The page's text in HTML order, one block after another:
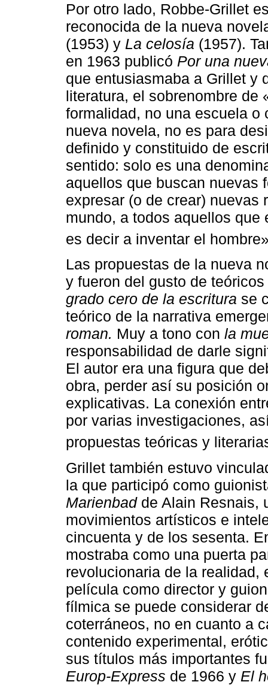
Por otro lado, Robbe-Grillet
reconocida de la nueva
(1953) y La celosía (1957).
en 1963 publicó Por una
que entusiasmaba a Grillet y
literatura, el sobrenombre de
formalidad, no una escuela
nueva novela, no es para
definido y constituido de
sentido: solo es una
aquellos que buscan nuevas
expresar (o de crear) nuevas
mundo, a todos aquellos
es decir a inventar el
Las propuestas de la nueva
y fueron del gusto de
grado cero de la escritura se
teórico de la narrativa
roman. Muy a tono con la
responsabilidad de darle
El autor era una figura que
obra, perder así su posición
explicativas. La conexión
por varias investigaciones,
propuestas teóricas y
Grillet también estuvo
la que participó como
Marienbadde Alain Resnais,
movimientos artísticos e
cincuenta y de los sesenta.
mostraba como una puerta
revolucionaria de la realidad,
película como director y
fílmica se puede considerar
coterráneos, no en cuanto a
contenido experimental,
sus títulos más importantes
Europ-Express de 1966 y El